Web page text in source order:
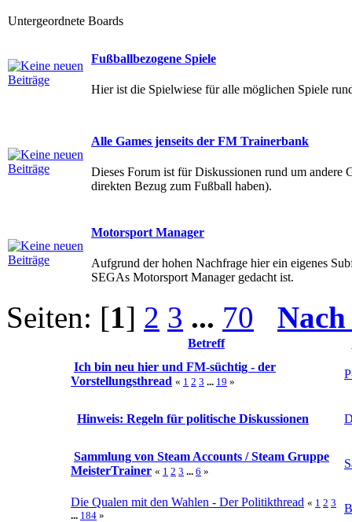
Untergeordnete Boards
Fußballbezogene Spiele
Hier ist die Spielwiese für alle möglichen Spiele
Alle Games jenseits der FM Trainerbank
Dieses Forum ist für Diskussionen rund um andere
direkten Bezug zum Fußball haben).
Motorsport Manager
Aufgrund der hohen Nachfrage hier ein eigenes
SEGAs Motorsport Manager gedacht ist.
Seiten: [1] 2 3 ... 70
Betreff
Ich bin neu hier und FM-süchtig - der
Vorstellungsthread « 1 2 3 ... 19 »
Hinweis: Regeln für politische Diskussionen
Sammlung von Steam Accounts / Steam Gruppe
MeisterTrainer « 1 2 3 ... 6 »
Die Qualen mit den Wahlen - Der Politikthread « 1 2 3
... 184 »